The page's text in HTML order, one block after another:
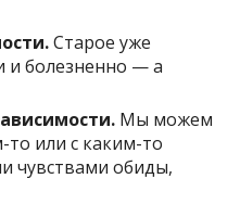
Старое уже
и болезненно — а
Мы можем
то или с каким-то
чувствами обиды,